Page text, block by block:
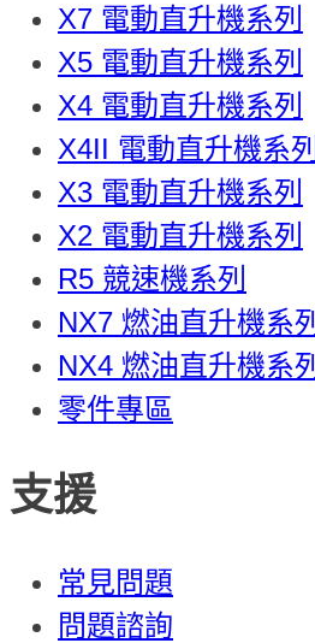
X7 電動直升機系列
X5 電動直升機系列
X4 電動直升機系列
X4II 電動直升機系列
X3 電動直升機系列
X2 電動直升機系列
R5 競速機系列
NX7 燃油直升機系列
NX4 燃油直升機系列
零件專區
支援
常見問題
問題諮詢